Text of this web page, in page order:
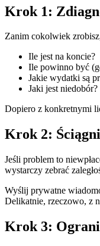
Krok 1:
Zanim cokolwiek
Ile jest na koncie?
Ile powinno być
Jakie wydatki są
Jaki jest niedobór?
Dopiero z konkretnymi
Krok 2:
Jeśli problem to
wystarczy zebrać
Wyślij prywatne
Delikatnie, rzeczowo, z
Krok 3: